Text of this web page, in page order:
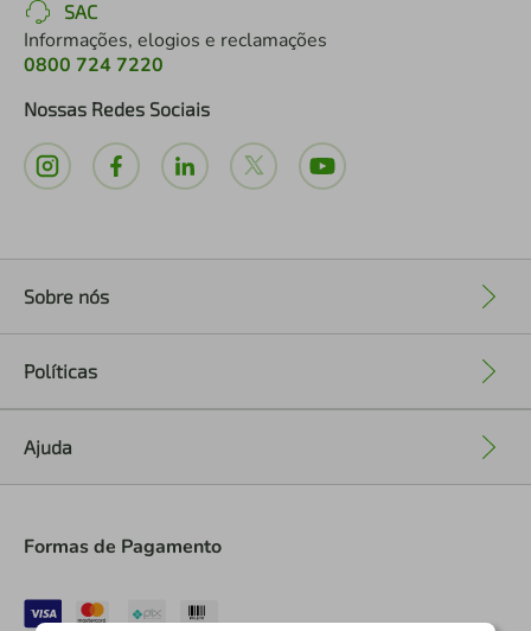
SAC
Informações, elogios e reclamações
0800 724 7220
Nossas Redes Sociais
Sobre nós
Políticas
Ajuda
Formas de Pagamento